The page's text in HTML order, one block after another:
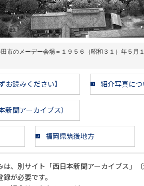
市のメーデー会場＝１９５６（昭和３１）年５月
お読みください】 紹介写真に
聞アーカイブス）
福岡県筑後地方
は、別サイト「西日本新聞アーカイブス」
が必要です。